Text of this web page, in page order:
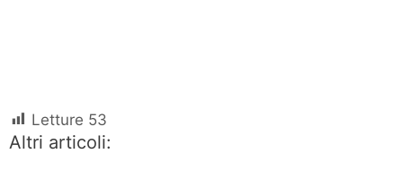
Letture 53
Altri articoli: